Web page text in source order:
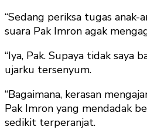
“Sedang periksa tugas anak-
suara Pak Imron agak
“Iya, Pak. Supaya tidak saya
ujarku tersenyum.
“Bagaimana, kerasan
Pak Imron yang mendadak
sedikit terperanjat.